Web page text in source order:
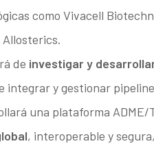
como Vivacell
de investigar y
integrar y gestionar
una plataforma
, interoperable y